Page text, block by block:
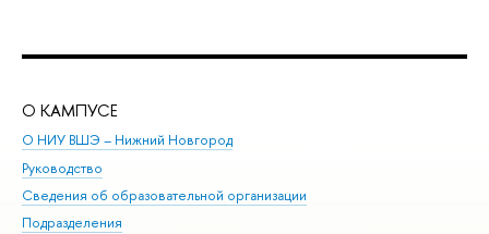
О КАМПУСЕ
О НИУ ВШЭ – Нижний Новгород
Руководство
Сведения об образовательной организации
Подразделения